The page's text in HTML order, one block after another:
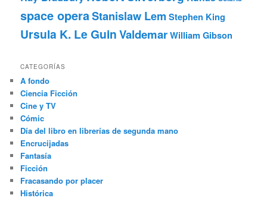
space operaStanislaw Lem Stephen King
Ursula K. Le GuinValdemarWilliam Gibson
CATEGORÍAS
A fondo
Ciencia Ficción
Cine y TV
Cómic
Día del libro en librerías de segunda mano
Encrucijadas
Fantasía
Ficción
Fracasando por placer
Histórica